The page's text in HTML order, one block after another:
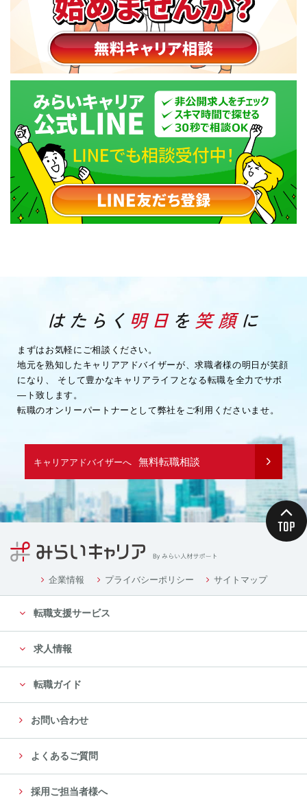
まずはお気軽にご相談ください。
地元を熟知したキャリアアドバイザーが、求職者様の明日が笑顔
になり、
そして豊かなキャリアライフとなる転職を全力でサポ
―ト致します。
転職のオンリーパートナーとして弊社をご利用くださいませ。
キャリアアドバイザーへ 無料転職相談
企業情報 プライバシーポリシー サイトマップ
転職支援サービス
求人情報
転職ガイド
お問い合わせ
よくあるご質問
採用ご担当者様へ